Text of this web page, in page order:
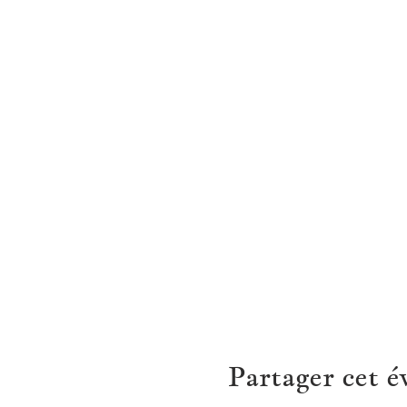
Partager cet